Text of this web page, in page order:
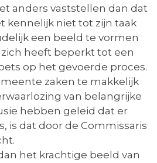
anders vaststellen dan dat
kennelijk niet tot zijn taak
een beeld te vormen
heeft beperkt tot een
op het gevoerde proces.
zaken te makkelijk
van belangrijke
hebben geleid dat er
is dat door de Commissaris
het krachtige beeld van